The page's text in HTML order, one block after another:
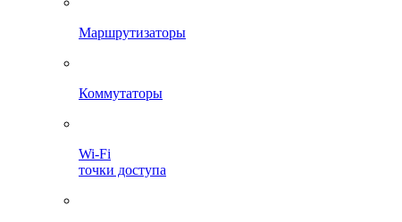
Маршрутизаторы
Коммутаторы
Wi-Fi
точки доступа